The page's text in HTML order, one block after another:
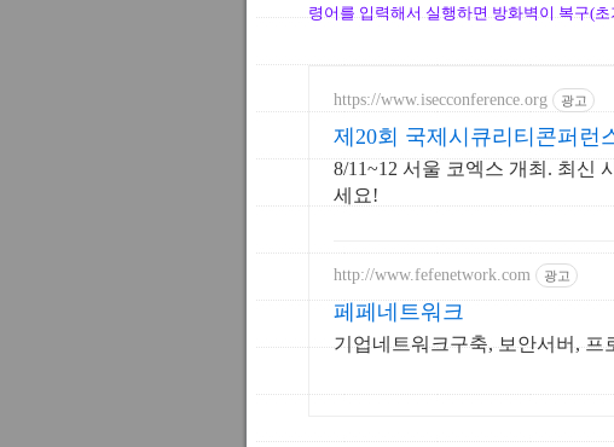
령어를 입력해서 실행하면 방화벽이 복구(
https://www.isecconference.org 광고
제20회 국제시큐리티콘퍼런
8/11~12 서울 코엑스 개최. 최신
세요!
http://www.fefenetwork.com 광고
페페네트워크
기업네트워크구축, 보안서버, 프